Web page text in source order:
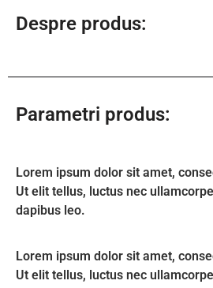
Despre produs:
Parametri produs:
Lorem ipsum dolor sit amet,
Ut elit tellus, luctus nec
dapibus leo.
Lorem ipsum dolor sit amet,
Ut elit tellus, luctus nec